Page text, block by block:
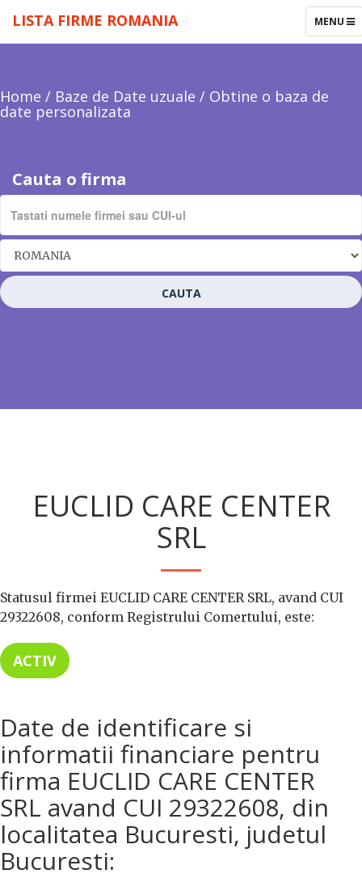
TOGGLE
MENU
LISTA FIRME ROMANIA
Home / Baze de Date uzuale / Obtine o baza de
date personalizata
Cauta o firma
CAUTA
EUCLID CARE CENTER
SRL
Statusul firmei EUCLID CARE CENTER SRL, avand CUI
29322608, conform Registrului Comertului, este:
ACTIV
Date de identificare si
informatii financiare pentru
firma EUCLID CARE CENTER
SRL avand CUI 29322608, din
localitatea Bucuresti, judetul
Bucuresti: